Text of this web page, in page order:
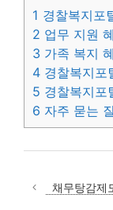
1 경찰복지포
2 업무 지원
3 가족 복지
4 경찰복지포
5 경찰복지포
6 자주 묻는
채무탕감제